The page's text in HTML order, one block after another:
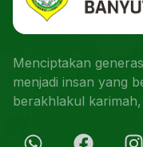
Menciptakan
menjadi insan yang
berakhlakul